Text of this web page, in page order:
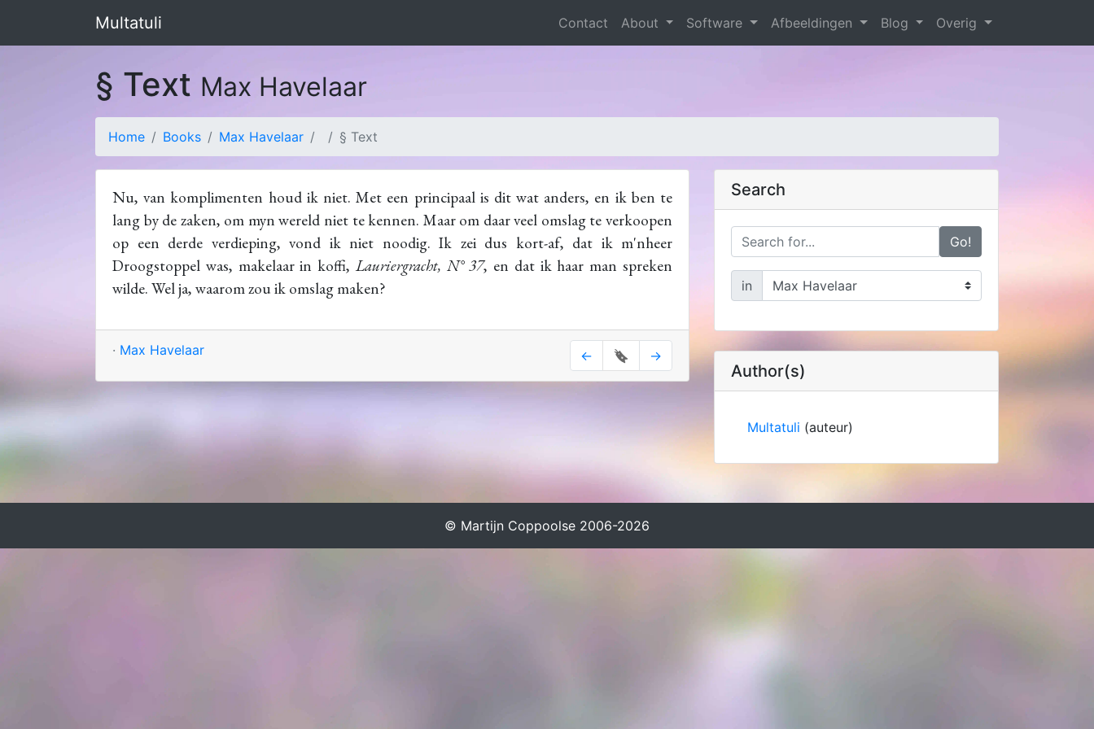
Multatuli Contact About Software Afbeeldingen Blog Overig
§ Text Max Havelaar
Home Books Max Havelaar § Text
Nu, van komplimenten houd ik niet. Met een principaal is dit wat anders, en ik ben te
lang by de zaken, om myn wereld niet te kennen. Maar om daar veel omslag te verkoopen
op een derde verdieping, vond ik niet noodig. Ik zei dus kort-af, dat ik m'nheer
Droogstoppel was, makelaar in koffi,Lauriergracht, N° 37, en dat ik haar man spreken
wilde. Wel ja, waarom zou ik omslag maken?
· Max Havelaar ← 🔖 →
Search
Go!
in
Author(s)
Multatuli (auteur)
© Martijn Coppoolse 2006-2026